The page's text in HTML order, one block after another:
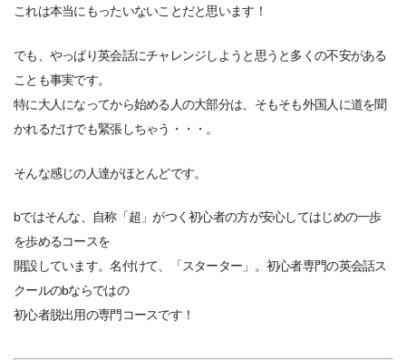
これは本当にもったいないことだと思います！
でも、やっぱり英会話にチャレンジしようと思うと多くの不安がある
ことも事実です。
特に大人になってから始める人の大部分は、そもそも外国人に道を聞
かれるだけでも緊張しちゃう・・・。
そんな感じの人達がほとんどです。
bではそんな、自称「超」がつく初心者の方が安心してはじめの一歩
を歩めるコースを
開設しています。名付けて、「スターター」。初心者専門の英会話ス
クールのbならではの
初心者脱出用の専門コースです！